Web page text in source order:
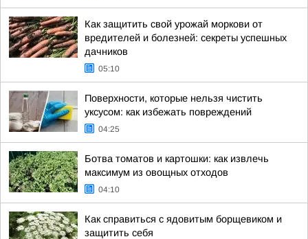
Как защитить свой урожай моркови от
вредителей и болезней: секреты успешных
дачников
05:10
Поверхности, которые нельзя чистить
уксусом: как избежать повреждений
04:25
Ботва томатов и картошки: как извлечь
максимум из овощных отходов
04:10
Как справиться с ядовитым борщевиком и
защитить себя